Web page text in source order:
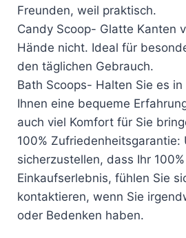
Freunden, weil praktisch.
Candy Scoop- Glatte Kanten
Hände nicht. Ideal für
den täglichen Gebrauch.
Bath Scoops- Halten Sie es
Ihnen eine bequeme
auch viel Komfort für Sie
100% Zufriedenheitsgarantie:
sicherzustellen, dass Ihr
Einkaufserlebnis, fühlen Sie
kontaktieren, wenn Sie
oder Bedenken haben.